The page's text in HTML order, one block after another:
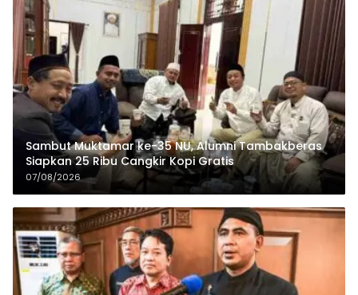
Sambut Muktamar ke-35 NU, Alumni Tambakberas
Siapkan 25 Ribu Cangkir Kopi Gratis
07/08/2026